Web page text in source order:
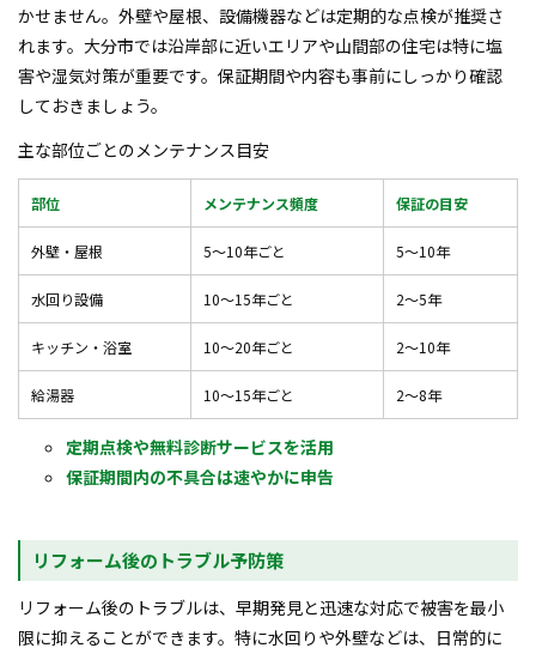
かせません。外壁や屋根、設備機器などは定期的な点検が推奨さ
れます。大分市では沿岸部に近いエリアや山間部の住宅は特に塩
害や湿気対策が重要です。保証期間や内容も事前にしっかり確認
しておきましょう。
主な部位ごとのメンテナンス目安
部位 メンテナンス頻度 保証の目安
外壁・屋根 5～10年ごと 5～10年
水回り設備 10～15年ごと 2～5年
キッチン・浴室 10～20年ごと 2～10年
給湯器 10～15年ごと 2～8年
定期点検や無料診断サービスを活用
保証期間内の不具合は速やかに申告
リフォーム後のトラブル予防策
リフォーム後のトラブルは、早期発見と迅速な対応で被害を最小
限に抑えることができます。特に水回りや外壁などは、日常的に